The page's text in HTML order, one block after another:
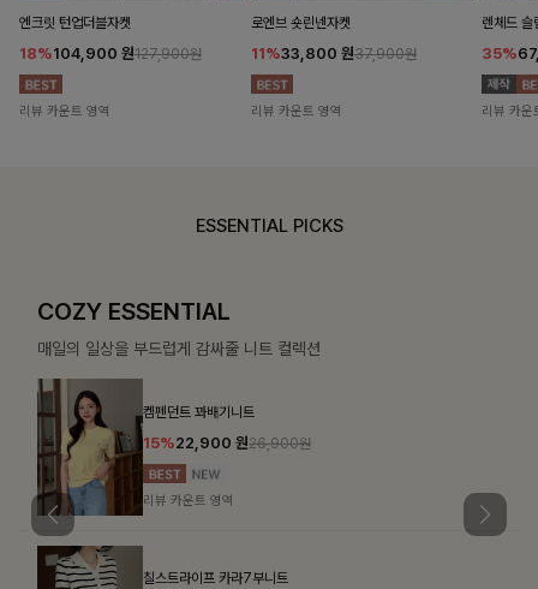
엔크릿 턴업더블자켓
18%104,900 원127,900원
리뷰 카운트 영역
로엔브 숏린넨자켓
11%33,800 원37,900원
리뷰 카운트 영역
렌체드
35%
리뷰 카운
ESSENTIAL PICKS
COZY ESSENTIAL
매일의 일상을 부드럽게 감싸줄 니트 컬렉션
켐펜던트 꽈배기니트
15%22,900원 26,900원
리뷰 카운트 영역
칠스트라이프 카라7부니트